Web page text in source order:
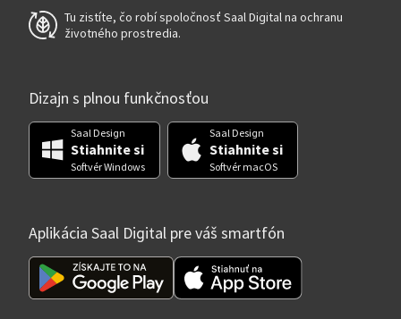
Tu zistíte, čo robí spoločnosť Saal Digital na ochranu
životného prostredia.
Dizajn s plnou funkčnosťou
Saal Design
Stiahnite si
Softvér Windows
Saal Design
Stiahnite si
Softvér macOS
Aplikácia Saal Digital pre váš smartfón